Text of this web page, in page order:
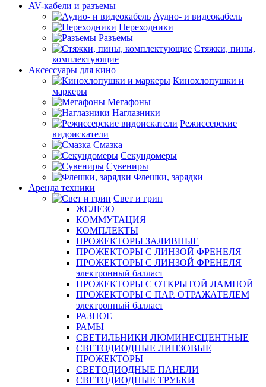
AV-кабели и разъемы
Аудио- и видеокабель
Переходники
Разъемы
Стяжки, пины,
комплектующие
Аксессуары для кино
Кинохлопушки и
маркеры
Мегафоны
Наглазники
Режиссерские
видоискатели
Смазка
Секундомеры
Сувениры
Флешки, зарядки
Аренда техники
Свет и грип
ЖЕЛЕЗО
КОММУТАЦИЯ
КОМПЛЕКТЫ
ПРОЖЕКТОРЫ ЗАЛИВНЫЕ
ПРОЖЕКТОРЫ С ЛИНЗОЙ ФРЕНЕЛЯ
ПРОЖЕКТОРЫ С ЛИНЗОЙ ФРЕНЕЛЯ
электронный балласт
ПРОЖЕКТОРЫ С ОТКРЫТОЙ ЛАМПОЙ
ПРОЖЕКТОРЫ С ПАР. ОТРАЖАТЕЛЕМ
электронный балласт
РАЗНОЕ
РАМЫ
СВЕТИЛЬНИКИ ЛЮМИНЕСЦЕНТНЫЕ
СВЕТОДИОДНЫЕ ЛИНЗОВЫЕ
ПРОЖЕКТОРЫ
СВЕТОДИОДНЫЕ ПАНЕЛИ
СВЕТОДИОДНЫЕ ТРУБКИ